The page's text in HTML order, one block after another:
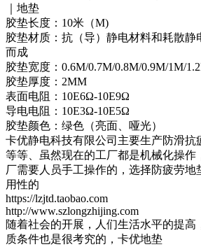
｜地垫
胶垫长度：10米（M)
胶垫材质：抗（导）静电材料和耗散静
而成
胶垫宽度：0.6M/0.7M/0.8M/0.9M/1M/
胶垫厚度：2MM
表面电阻：10E6Ω-10E9Ω
导电电阻：10E3Ω-10E5Ω
胶垫颜色：绿色（亮面、哑光）
卡优静电科技有限公司主要生产防滑抗
等等、虽然现在的工厂都是机械化操作
厂需要人员手工操作的，选择防疲劳地
用性的
https://lzjtd.taobao.com
http://www.szlongzhijing.com
随着社会的开展，人们生活水平的提高
质条件也是很考究的，卡优地垫